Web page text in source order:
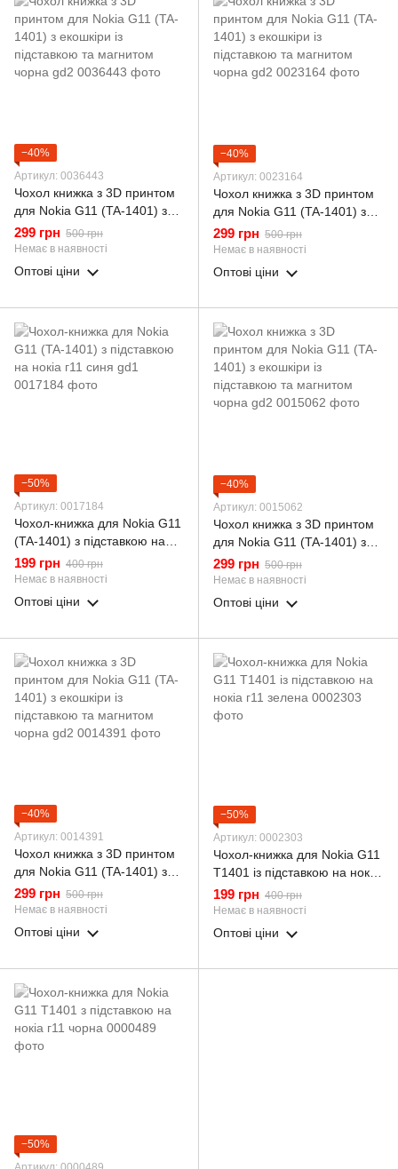
−40%
Артикул: 0036443
Чохол книжка з 3D принтом
для Nokia G11 (TA-1401) з
екошкіри із підставкою та
магнитом чорна gd2
299 грн 500 грн
Немає в наявності
Оптові ціни
−40%
Артикул: 0023164
Чохол книжка з 3D принтом
для Nokia G11 (TA-1401) з
екошкіри із підставкою та
магнитом чорна gd2
299 грн 500 грн
Немає в наявності
Оптові ціни
−50%
Артикул: 0017184
Чохол-книжка для Nokia G11
(TA-1401) з підставкою на
нокіа г11 синя gd1
199 грн 400 грн
Немає в наявності
Оптові ціни
−40%
Артикул: 0015062
Чохол книжка з 3D принтом
для Nokia G11 (TA-1401) з
екошкіри із підставкою та
магнитом чорна gd2
299 грн 500 грн
Немає в наявності
Оптові ціни
−40%
Артикул: 0014391
Чохол книжка з 3D принтом
для Nokia G11 (TA-1401) з
екошкіри із підставкою та
магнитом чорна gd2
299 грн 500 грн
Немає в наявності
Оптові ціни
−50%
Артикул: 0002303
Чохол-книжка для Nokia G11
T1401 із підставкою на нокіа
г11 зелена
199 грн 400 грн
Немає в наявності
Оптові ціни
−50%